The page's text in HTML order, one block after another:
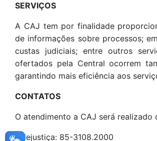
SERVIÇOS
A CAJ tem por finalidade
de informações sobre processos;
custas judiciais; entre outros
ofertados pela Central ocorrem
garantindo mais eficiência aos
CONTATOS
O atendimento a CAJ será realizado
Telejustiça: 85-3108.2000